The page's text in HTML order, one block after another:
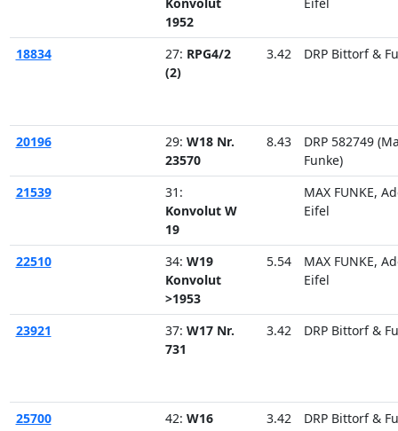
1952
18834 27: RPG4/2
(2)
3.42 DRP Bittorf &
20196 29: W18 Nr.
23570
8.43
DRP 582749
Funke)
21539
31:
Konvolut W
19
MAX FUNKE,
Eifel
22510 34: W19
Konvolut
>1953
5.54
MAX FUNKE,
Eifel
23921 37: W17 Nr.
731
3.42 DRP Bittorf &
25700 42: W16
3.42 DRP Bittorf &